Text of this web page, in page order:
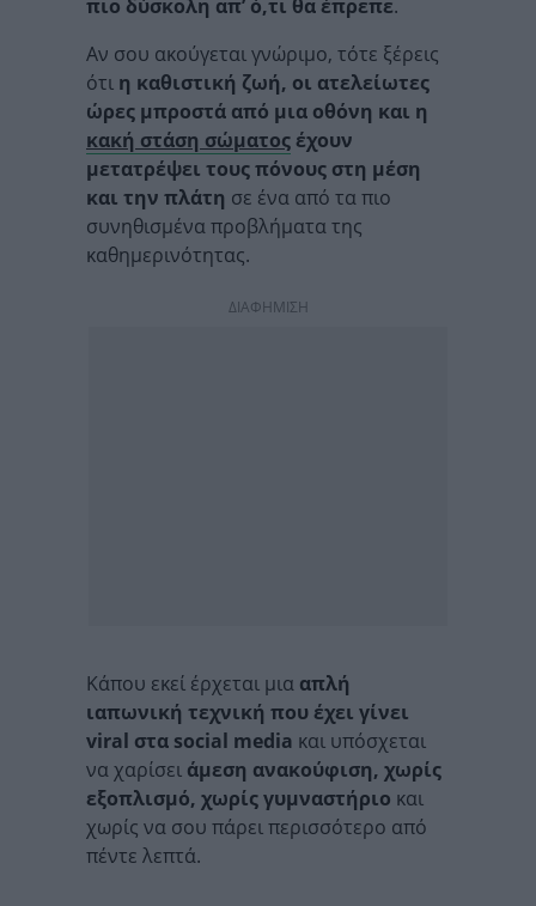
πιο δύσκολη απ’ ό,τι θα έπρεπε.
Αν σου ακούγεται γνώριμο, τότε ξέρεις
ότι η καθιστική ζωή, οι ατελείωτες
ώρες μπροστά από μια οθόνη και η
κακή στάση σώματος έχουν
μετατρέψει τους πόνους στη μέση
και την πλάτη σε ένα από τα πιο
συνηθισμένα προβλήματα της
καθημερινότητας.
ΔΙΑΦΗΜΙΣΗ
Κάπου εκεί έρχεται μια απλή
ιαπωνική τεχνική που έχει γίνει
viral στα social media και υπόσχεται
να χαρίσει άμεση ανακούφιση, χωρίς
εξοπλισμό, χωρίς γυμναστήριο και
χωρίς να σου πάρει περισσότερο από
πέντε λεπτά.